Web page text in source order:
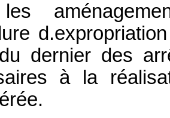
dernier des
à la